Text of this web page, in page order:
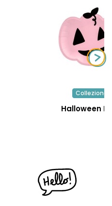
Collezione
Halloween